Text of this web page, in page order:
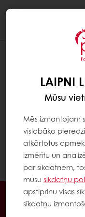
LAIPNI
Mūsu
Mēs izmantojam
vislabāko
atkārtotus
izmērītu un
par sīkdatnēm,
mūsu sīkdatņu
apstiprinu visas
sīkdatņu
Veic pasūtījumu
Bezmaksas